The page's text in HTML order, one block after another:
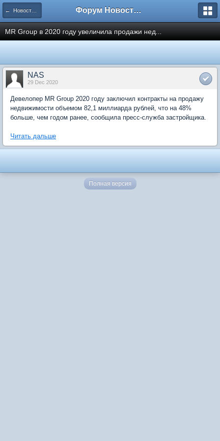
← Новости рынка недвижимости Форум Новостройки
MR Group в 2020 году увеличила продажи нед...
NAS
29 Dec 2020
Девелопер MR Group 2020 году заключил контракты на продажу
недвижимости объемом 82,1 миллиарда рублей, что на 48%
больше, чем годом ранее, сообщила пресс-служба застройщика.
Читать дальше
Полная версия